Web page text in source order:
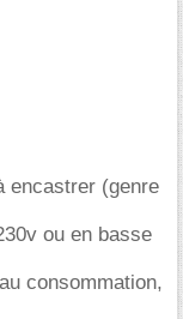
encastrer (genre
ou en basse
consommation,